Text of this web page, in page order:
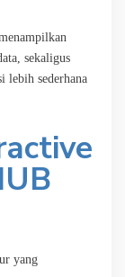
sekaligus
lebih sederhana
yang